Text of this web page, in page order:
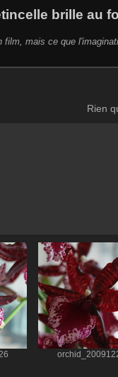
brille au
mais ce que
Rien